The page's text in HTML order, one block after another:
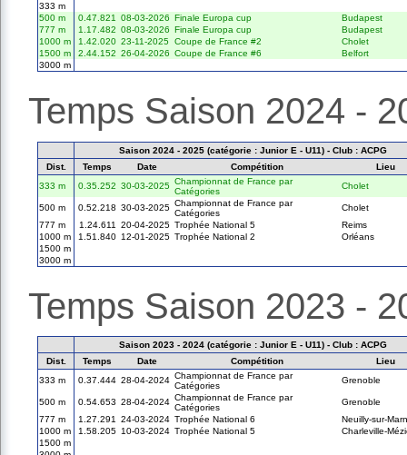
333 m
500 m
0.47.821 08-03-2026 Finale Europa cup
Budapest
777 m
1.17.482 08-03-2026 Finale Europa cup
Budapest
1000 m
1.42.020 23-11-2025 Coupe de France #2
Cholet
1500 m
2.44.152 26-04-2026 Coupe de France #6
Belfort
3000 m
Temps Saison 2024 -
Saison 2024 - 2025 (catégorie : Junior E - U11) - Club : ACPG
Dist.
Temps Date Compétition
Lieu
333 m
0.35.252 30-03-2025 Championnat de France par
Catégories
Cholet
500 m 0.52.218 30-03-2025 Championnat de France par
Catégories
Cholet
777 m
1.24.611 20-04-2025 Trophée National 5
Reims
1000 m
1.51.840 12-01-2025 Trophée National 2
Orléans
1500 m
3000 m
Temps Saison 2023 -
Saison 2023 - 2024 (catégorie : Junior E - U11) - Club : ACPG
Dist.
Temps Date Compétition
Lieu
333 m
0.37.444 28-04-2024 Championnat de France par
Catégories
Grenoble
500 m 0.54.653 28-04-2024 Championnat de France par
Catégories
Grenoble
777 m
1.27.291 24-03-2024 Trophée National 6
Neuilly-sur-
1000 m
1.58.205 10-03-2024 Trophée National 5
Charleville-
1500 m